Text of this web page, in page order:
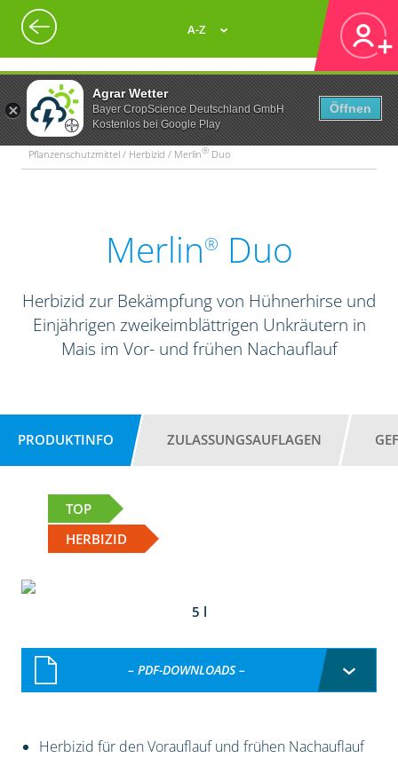
Agrar Wetter
Bayer CropScience Deutschland GmbH
Kostenlos bei Google Play
Öffnen
A-Z
Pflanzenschutzmittel / Herbizid / Merlin® Duo
Merlin® Duo
Herbizid zur Bekämpfung von Hühnerhirse und
Einjährigen zweikeimblättrigen Unkräutern in
Mais im Vor- und frühen Nachauflauf
PRODUKTINFO ZULASSUNGSAUFLAGEN
TOP
HERBIZID
5 l
– PDF-DOWNLOADS –
Herbizid für den Vorauflauf und frühen Nachauflauf